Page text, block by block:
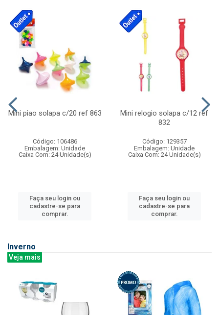
Mini piao solapa c/20 ref 863
Código: 106486
Embalagem: Unidade
Caixa Com: 24 Unidade(s)
Faça seu login ou
cadastre-se para
comprar.
Mini relogio solapa c/12 ref
832
Código: 129357
Embalagem: Unidade
Caixa Com: 24 Unidade(s)
Faça seu login ou
cadastre-se para
comprar.
Inverno
Veja mais